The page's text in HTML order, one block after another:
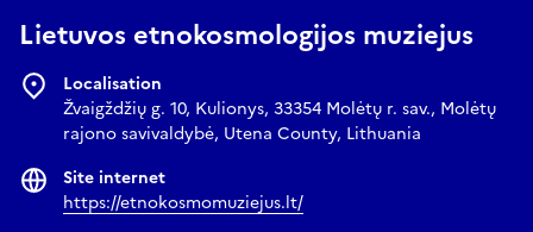
Lietuvos etnokosmologijos muziejus
Localisation
Žvaigždžių g. 10, Kulionys, 33354 Molėtų r. sav., Molėtų
rajono savivaldybė, Utena County, Lithuania
Site internet
https://etnokosmomuziejus.lt/